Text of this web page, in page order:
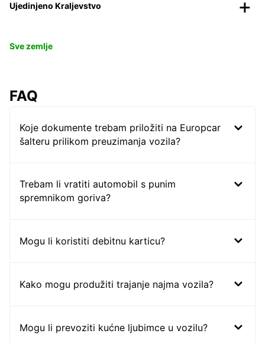
Ujedinjeno Kraljevstvo
Sve zemlje
FAQ
Koje dokumente trebam priložiti na Europcar
šalteru prilikom preuzimanja vozila?
Trebam li vratiti automobil s punim
spremnikom goriva?
Mogu li koristiti debitnu karticu?
Kako mogu produžiti trajanje najma vozila?
Mogu li prevoziti kućne ljubimce u vozilu?